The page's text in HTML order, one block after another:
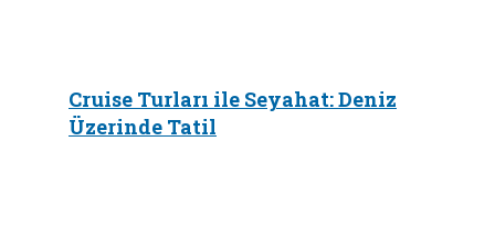
Cruise Turları ile Seyahat: Deniz
Üzerinde Tatil